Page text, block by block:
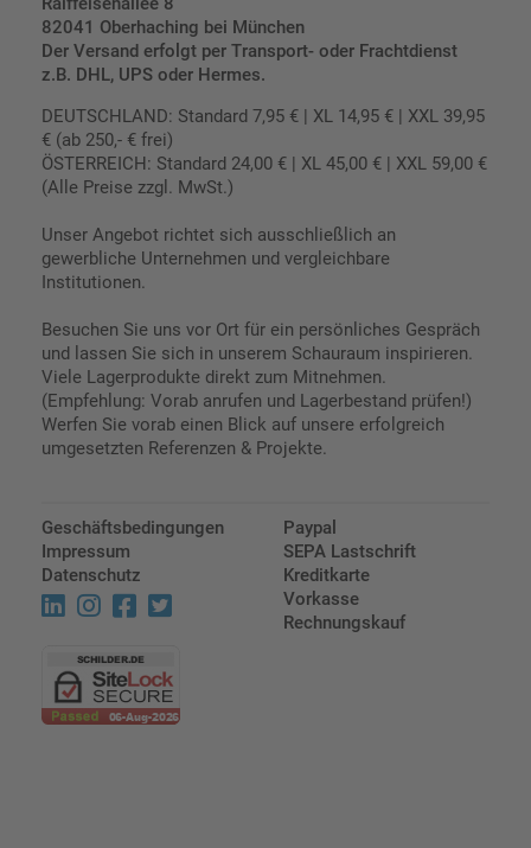
82041 Oberhaching bei München
Der Versand erfolgt per Transport- oder Frachtdienst
z.B. DHL, UPS oder Hermes.
DEUTSCHLAND: Standard 7,95 € | XL 14,95 € | XXL 39,95
€ (ab 250,- € frei)
ÖSTERREICH: Standard 24,00 € | XL 45,00 € | XXL 59,00 €
(Alle Preise zzgl. MwSt.)
Unser Angebot richtet sich ausschließlich an
gewerbliche Unternehmen und vergleichbare
Institutionen.
Besuchen Sie uns vor Ort für ein persönliches Gespräch
und lassen Sie sich in unserem Schauraum inspirieren.
Viele Lagerprodukte direkt zum Mitnehmen.
(Empfehlung: Vorab anrufen und Lagerbestand prüfen!)
Werfen Sie vorab einen Blick auf unsere erfolgreich
umgesetzten Referenzen & Projekte.
Geschäftsbedingungen
Impressum
Datenschutz
Paypal
SEPA Lastschrift
Kreditkarte
Vorkasse
Rechnungskauf